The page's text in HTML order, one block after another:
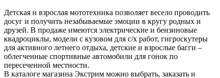
Детская и взрослая мототехника позволяет весело проводить
досуг и получить незабываемые эмоции в кругу родных и
друзей. В продаже имеются электрические и бензиновые
квадроциклы, модели с кузовом для с/х работ, гигроскутеры
для активного летнего отдыха, детские и взрослые багги –
облегченные спортивные автомобили для гонок по
пересеченной местности.
В каталоге магазина Экстрим можно выбрать, заказать и